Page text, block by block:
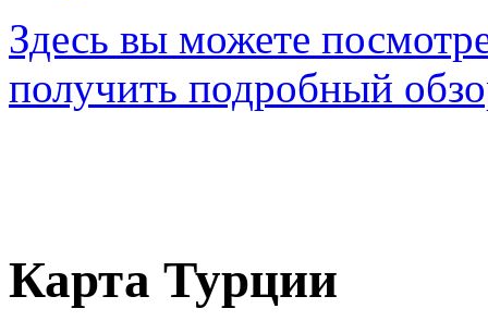
Здесь вы можете
получить подробный
Карта Турции